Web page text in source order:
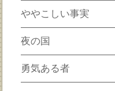
ややこしい事実
夜の国
勇気ある者